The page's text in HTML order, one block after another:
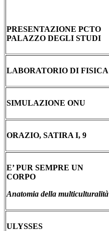
PRESENTAZIONE PCTO
PALAZZO DEGLI STUDI
LABORATORIO DI FISICA
SIMULAZIONE ONU
ORAZIO, SATIRA I, 9
E’ PUR SEMPRE UN
CORPO
Anatomia della multiculturalità
ULYSSES